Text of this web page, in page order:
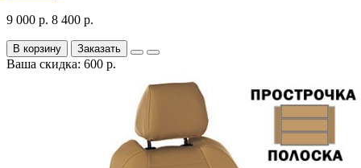
9 000 р. 8 400 р.
В корзину Заказать
Ваша скидка: 600 р.